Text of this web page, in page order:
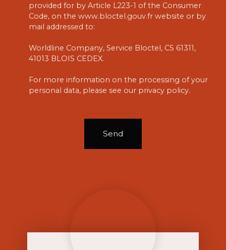
provided for by Article L223-1 of the Consumer
Code, on the www.bloctel.gouv.fr website or by
mail addressed to:
Worldline Company, Service Bloctel, CS 61311,
41013 BLOIS CEDEX.
For more information on the processing of your
personal data, please see our privacy policy.
Send